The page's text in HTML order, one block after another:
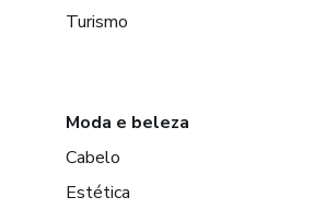
Turismo
Moda e beleza
Cabelo
Estética